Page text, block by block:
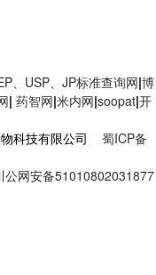
、USP、JP标准查询网|博
| 药智网|米内网|soopat|开
科技有限公司 蜀ICP备
公网安备51010802031877